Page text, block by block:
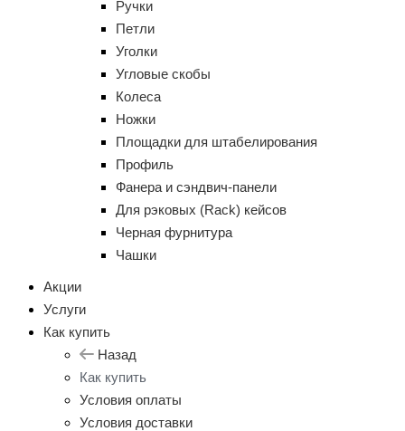
Ручки
Петли
Уголки
Угловые скобы
Колеса
Ножки
Площадки для штабелирования
Профиль
Фанера и сэндвич-панели
Для рэковых (Rack) кейсов
Черная фурнитура
Чашки
Акции
Услуги
Как купить
Назад
Как купить
Условия оплаты
Условия доставки